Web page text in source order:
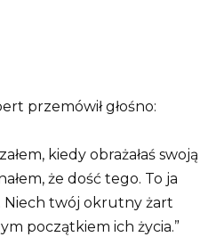
przemówił głośno:
kiedy obrażałaś swoją
że dość tego. To ja
Niech twój okrutny żart
początkiem ich życia.”